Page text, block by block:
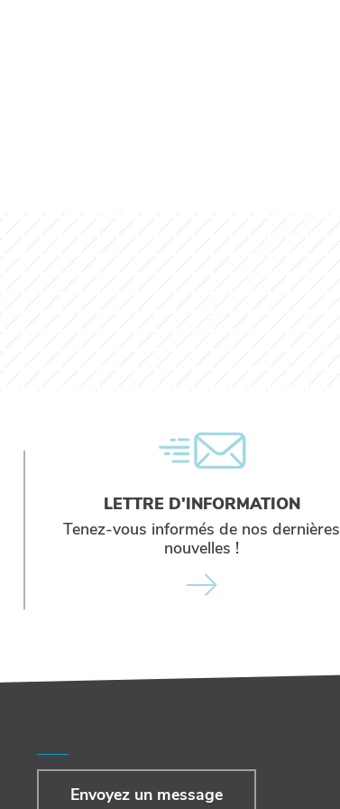
LETTRE D'INFORMATION
Tenez-vous informés de nos dernières
nouvelles !
Envoyez un message